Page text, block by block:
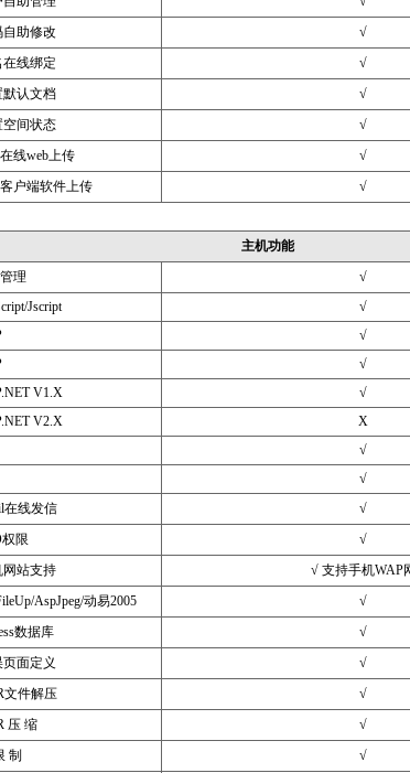
自助修改
√
在线绑定
√
默认文档
√
空间状态
√
线web上传
√
户端软件上传
√
主机功能
理
√
Jscript
√
√
√
V1.X
√
V2.X
X
√
√
在线发信
√
限
√
网站支持
√ 支持手机WAP
AspJpeg/动易2005
√
数据库
√
面定义
√
文件解压
√
压 缩
√
制
√